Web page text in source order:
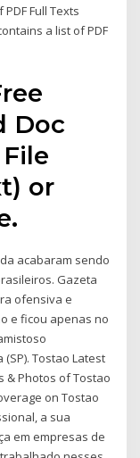
Full Texts
a list of PDF
Doc
or
acabaram sendo
Gazeta
ofensiva e
e ficou apenas no
Tostao Latest
& Photos of Tostao
on Tostao
a sua
em empresas de